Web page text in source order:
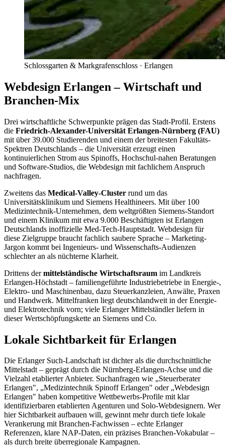
Schlossgarten & Markgrafenschloss · Erlangen
Webdesign Erlangen – Wirtschaft und
Branchen-Mix
Drei wirtschaftliche Schwerpunkte prägen das Stadt-Profil. Erstens
die Friedrich-Alexander-Universität Erlangen-Nürnberg (FAU)
mit über 39.000 Studierenden und einem der breitesten Fakultäts-
Spektren Deutschlands – die Universität erzeugt einen
kontinuierlichen Strom aus Spinoffs, Hochschul-nahen Beratungen
und Software-Studios, die Webdesign mit fachlichem Anspruch
nachfragen.
Zweitens das Medical-Valley-Cluster rund um das
Universitätsklinikum und Siemens Healthineers. Mit über 100
Medizintechnik-Unternehmen, dem weltgrößten Siemens-Standort
und einem Klinikum mit etwa 9.000 Beschäftigten ist Erlangen
Deutschlands inoffizielle Med-Tech-Hauptstadt. Webdesign für
diese Zielgruppe braucht fachlich saubere Sprache – Marketing-
Jargon kommt bei Ingenieurs- und Wissenschafts-Audienzen
schlechter an als nüchterne Klarheit.
Drittens dermittelständische Wirtschaftsraum im Landkreis
Erlangen-Höchstadt – familiengeführte Industriebetriebe in Energie-,
Elektro- und Maschinenbau, dazu Steuerkanzleien, Anwälte, Praxen
und Handwerk. Mittelfranken liegt deutschlandweit in der Energie-
und Elektrotechnik vorn; viele Erlanger Mittelständler liefern in
dieser Wertschöpfungskette an Siemens und Co.
Lokale Sichtbarkeit für Erlangen
Die Erlanger Such-Landschaft ist dichter als die durchschnittliche
Mittelstadt – geprägt durch die Nürnberg-Erlangen-Achse und die
Vielzahl etablierter Anbieter. Suchanfragen wie „Steuerberater
Erlangen", „Medizintechnik Spinoff Erlangen" oder „Webdesign
Erlangen" haben kompetitive Wettbewerbs-Profile mit klar
identifizierbaren etablierten Agenturen und Solo-Webdesignern. Wer
hier Sichtbarkeit aufbauen will, gewinnt mehr durch tiefe lokale
Verankerung mit Branchen-Fachwissen – echte Erlanger
Referenzen, klare NAP-Daten, ein präzises Branchen-Vokabular –
als durch breite überregionale Kampagnen.